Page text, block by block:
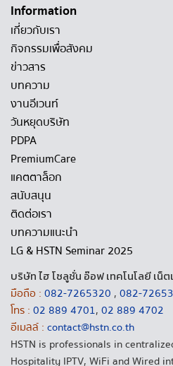
Information
เกี่ยวกับเรา
กิจกรรมเพื่อสังคม
ข่าวสาร
บทความ
งานอีเวนท์
วันหยุดบริษัท
PDPA
PremiumCare
แคตตาล็อก
สนับสนุน
ติดต่อเรา
บทความแนะนำ
LG & HSTN Seminar 2025
บริษัท ไฮ โซลูชั่น อ๊อฟ เทคโนโลยี เน็ต
มือถือ : 082-7265320 , 082-
โทร : 02 889 4701, 02 889 4702
อีเมลล์ : contact@hstn.co.th
HSTN is professionals in
Hospitality IPTV, WiFi and Wired